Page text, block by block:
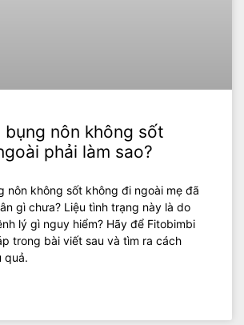
bụng nôn không sốt
phải làm sao?
nôn không sốt không đi ngoài mẹ đã
gì chưa? Liệu tình trạng này là do
lý gì nguy hiểm? Hãy để Fitobimbi
trong bài viết sau và tìm ra cách
quả.